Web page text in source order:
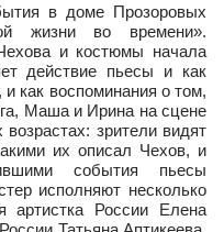
в доме Прозоровых
жизни во времени».
и костюмы начала
действие пьесы и как
как воспоминания о том,
Маша и Ирина на сцене
зрители видят
их описал Чехов, и
события пьесы
исполняют несколько
артистка России Елена